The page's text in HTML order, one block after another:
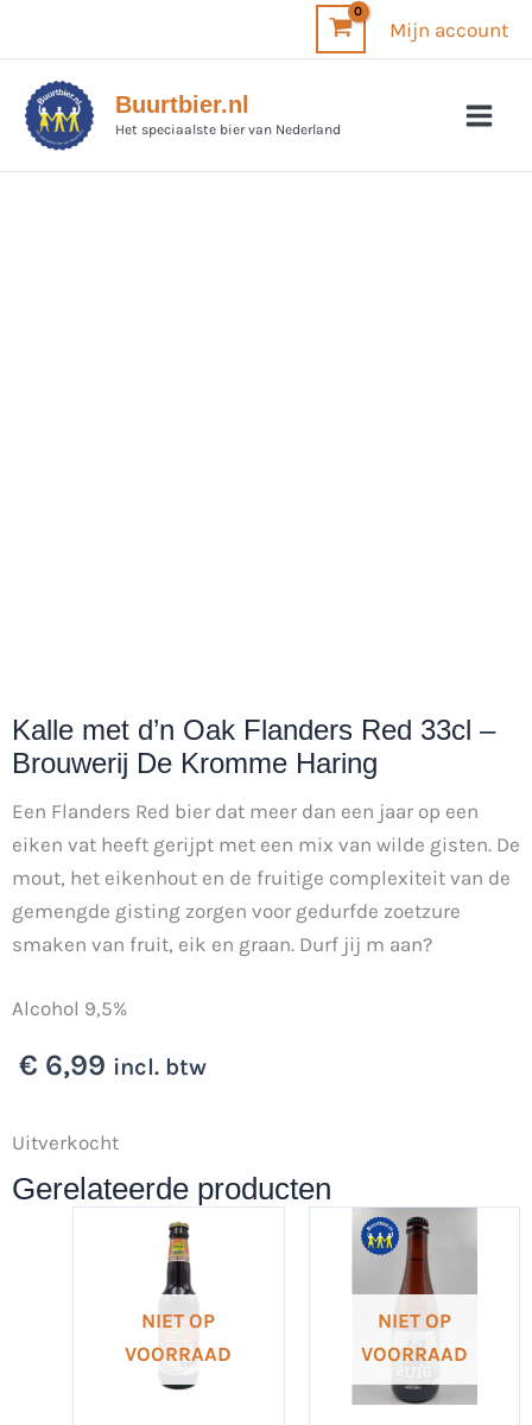
inhoud
Mijn account
Buurtbier.nl
Het speciaalste bier van Nederland
Kalle met d’n Oak Flanders Red 33cl –
Brouwerij De Kromme Haring
Een Flanders Red bier dat meer dan een jaar op een
eiken vat heeft gerijpt met een mix van wilde gisten. De
mout, het eikenhout en de fruitige complexiteit van de
gemengde gisting zorgen voor gedurfde zoetzure
smaken van fruit, eik en graan. Durf jij m aan?
Alcohol 9,5%
€ 6,99 incl. btw
Uitverkocht
Gerelateerde producten
NIET OP
VOORRAAD
NIET OP
VOORRAAD